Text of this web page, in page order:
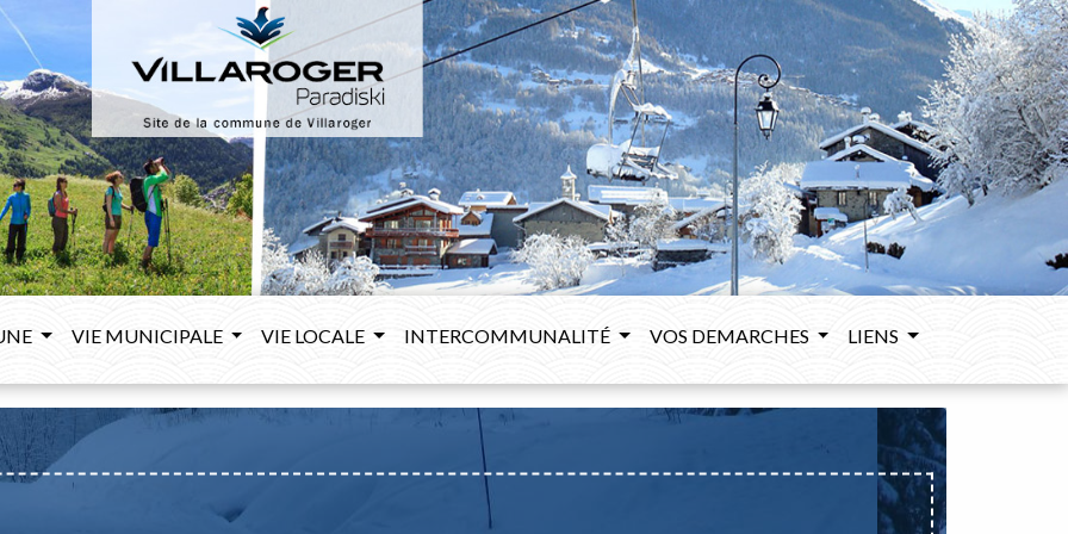
VIE MUNICIPALE VIE LOCALE INTERCOMMUNALITÉ VOS DEMARCHES LIENS